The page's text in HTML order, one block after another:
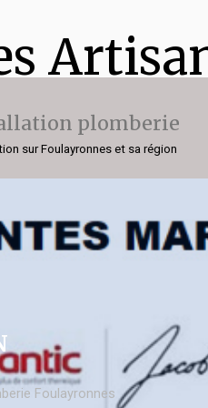
plomberie
sur Foulayronnes et sa région
Foulayronnes